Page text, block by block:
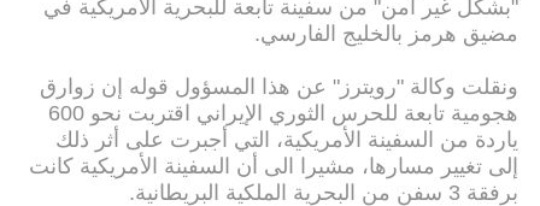
"بشكل غير آمن" من سفينة تابعة للبحرية الأمريكية في
مضيق هرمز بالخليج الفارسي.
ونقلت وكالة "رويترز" عن هذا المسؤول قوله إن زوارق
هجومية تابعة للحرس الثوري الإيراني اقتربت نحو 600
ياردة من السفينة الأمريكية، التي أجبرت على أثر ذلك
إلى تغيير مسارها، مشيرا الى أن السفينة الأمريكية كانت
برفقة 3 سفن من البحرية الملكية البريطانية.